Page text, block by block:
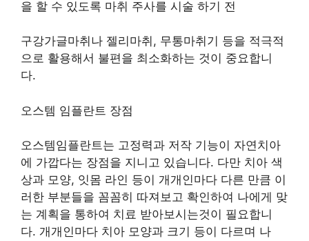
을 할 수 있도록 마취 주사를 시술 하기 전
구강가글마취나 젤리마취, 무통마취기 등을 적극적
으로 활용해서 불편을 최소화하는 것이 중요합니
다.
오스템 임플란트 장점
오스템임플란트는 고정력과 저작 기능이 자연치아
에 가깝다는 장점을 지니고 있습니다. 다만 치아 색
상과 모양, 잇몸 라인 등이 개개인마다 다른 만큼 이
러한 부분들을 꼼꼼히 따져보고 확인하여 나에게 맞
는 계획을 통하여 치료 받아보시는것이 필요합니
다. 개개인마다 치아 모양과 크기 등이 다르며 나